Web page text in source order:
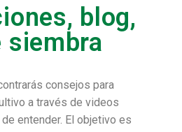
blog,
siembra
consejos para
a través de videos
entender. El objetivo es